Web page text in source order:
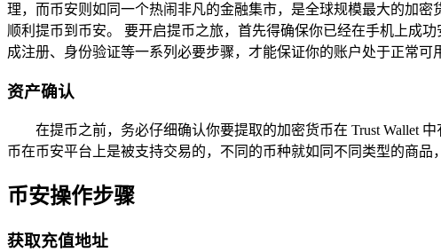
理，而币安则如同一个热闹非凡的金融集市，是全球规模最大的加
顺利提币到币安。 要开启提币之旅，首先得确保你已经在手机上成
成注册、身份验证等一系列必要步骤，才能保证你的账户处于正常可
资产确认
在提币之前，务必仔细确认你要提取的加密货币在 Trust Wallet
币在币安平台上是被支持交易的，不同的币种就如同不同类型的商
币安操作步骤
获取充值地址